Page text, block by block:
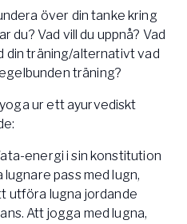
över din tanke kring
du? Vad vill du uppnå? Vad
din träning/alternativt vad
träning?
ur ett ayurvediskt
energi i sin konstitution
pass med lugn,
utföra lugna jordande
Att jogga med lugna,